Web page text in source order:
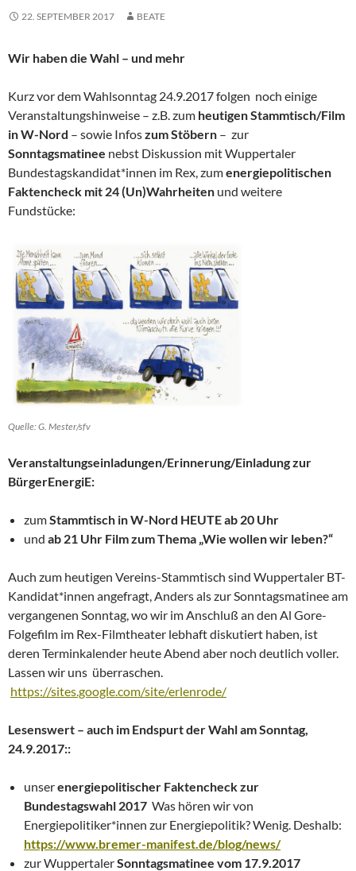
22. SEPTEMBER 2017 BEATE
Wir haben die Wahl – und mehr
Kurz vor dem Wahlsonntag 24.9.2017 folgen noch einige
Veranstaltungshinweise – z.B. zum heutigen Stammtisch/Film
in W-Nord – sowie Infoszum Stöbern – zur
Sonntagsmatinee nebst Diskussion mit Wuppertaler
Bundestagskandidat*innen im Rex, zumenergiepolitischen
Faktencheck mit 24 (Un)Wahrheiten und weitere
Fundstücke:
Quelle: G. Mester/sfv
Veranstaltungseinladungen/Erinnerung/Einladung zur
BürgerEnergiE:
zumStammtisch in W-Nord HEUTE ab 20 Uhr
und ab 21 Uhr Film zum Thema „Wie wollen wir leben?“
Auch zum heutigen Vereins-Stammtisch sind Wuppertaler BT-
Kandidat*innen angefragt, Anders als zur Sonntagsmatinee am
vergangenen Sonntag, wo wir im Anschluß an den Al Gore-
Folgefilm im Rex-Filmtheater lebhaft diskutiert haben, ist
deren Terminkalender heute Abend aber noch deutlich voller.
Lassen wir uns überraschen.
https://sites.google.com/site/erlenrode/
Lesenswert – auch im Endspurt der Wahl am Sonntag,
24.9.2017::
unserenergiepolitischer Faktencheckzur
Bundestagswahl 2017 Was hören wir von
Energiepolitiker*innen zur Energiepolitik? Wenig. Deshalb:
https://www.bremer-manifest.de/blog/news/
zur WuppertalerSonntagsmatinee vom 17.9.2017